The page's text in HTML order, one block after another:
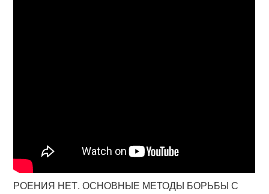
РОЕНИЯ НЕТ. ОСНОВНЫЕ МЕТОДЫ БОРЬБЫ С